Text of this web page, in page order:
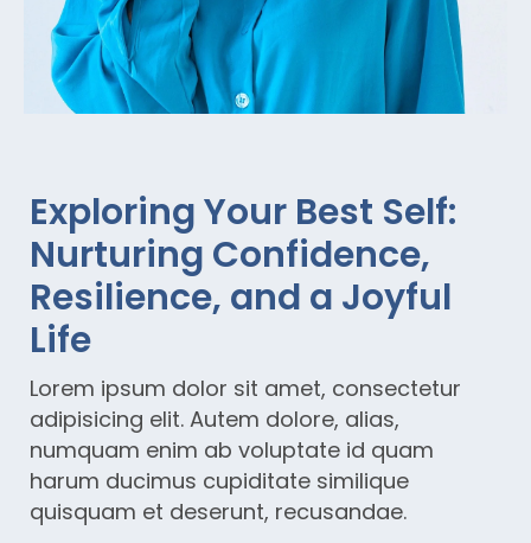
Exploring Your Best Self:
Nurturing Confidence,
Resilience, and a Joyful
Life
Lorem ipsum dolor sit amet, consectetur
adipisicing elit. Autem dolore, alias,
numquam enim ab voluptate id quam
harum ducimus cupiditate similique
quisquam et deserunt, recusandae.